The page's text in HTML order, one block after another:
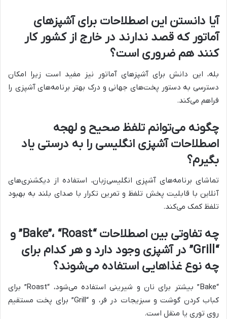
آیا دانستن این اصطلاحات برای آشپزهای
آماتور که قصد ندارند در خارج از کشور کار
کنند هم ضروری است؟
بله، این دانش برای آشپزهای آماتور نیز مفید است زیرا امکان
دسترسی به دستور پخت‌های جهانی و درک بهتر برنامه‌های آشپزی را
فراهم می‌کند.
چگونه می‌توانم تلفظ صحیح و لهجه
اصطلاحات آشپزی انگلیسی را به درستی یاد
بگیرم؟
تماشای برنامه‌های آشپزی انگلیسی‌زبان، استفاده از دیکشنری‌های
آنلاین با قابلیت پخش تلفظ و تمرین تکرار با صدای بلند به بهبود
تلفظ کمک می‌کند.
چه تفاوتی بین اصطلاحات “Bake”، “Roast” و
“Grill” در آشپزی وجود دارد و هر کدام برای
چه نوع غذاهایی استفاده می‌شوند؟
“Bake” بیشتر برای نان و شیرینی استفاده می‌شود، “Roast” برای
کباب کردن گوشت و سبزیجات در فر، و “Grill” برای پخت مستقیم
روی توری یا منقل است.